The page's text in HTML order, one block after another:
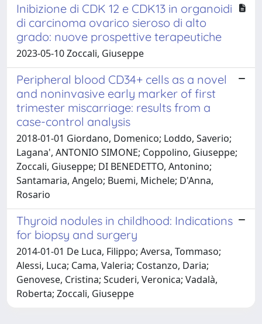
Inibizione di CDK 12 e CDK13 in organoidi
di carcinoma ovarico sieroso di alto
grado: nuove prospettive terapeutiche
2023-05-10 Zoccali, Giuseppe
Peripheral blood CD34+ cells as a novel
and noninvasive early marker of first
trimester miscarriage: results from a
case-control analysis
2018-01-01 Giordano, Domenico; Loddo, Saverio;
Lagana', ANTONIO SIMONE; Coppolino, Giuseppe;
Zoccali, Giuseppe; DI BENEDETTO, Antonino;
Santamaria, Angelo; Buemi, Michele; D'Anna,
Rosario
Thyroid nodules in childhood: Indications
for biopsy and surgery
2014-01-01 De Luca, Filippo; Aversa, Tommaso;
Alessi, Luca; Cama, Valeria; Costanzo, Daria;
Genovese, Cristina; Scuderi, Veronica; Vadalà,
Roberta; Zoccali, Giuseppe